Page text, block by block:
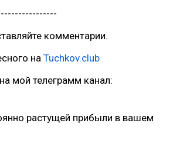
комментарии.
на Tuchkov.club
мой телеграмм канал:
растущей прибыли в вашем